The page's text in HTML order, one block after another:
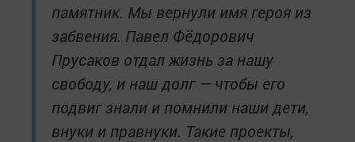
памятник. Мы вернули имя героя из
забвения. Павел Фёдорович
Прусаков отдал жизнь за нашу
свободу, и наш долг — чтобы его
подвиг знали и помнили наши дети,
внуки и правнуки. Такие проекты,